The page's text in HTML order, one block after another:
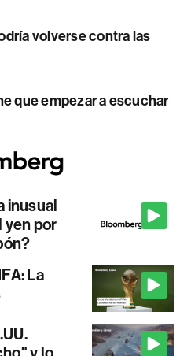
volverse contra las
que empezar a escuchar
inusual
yen por
La